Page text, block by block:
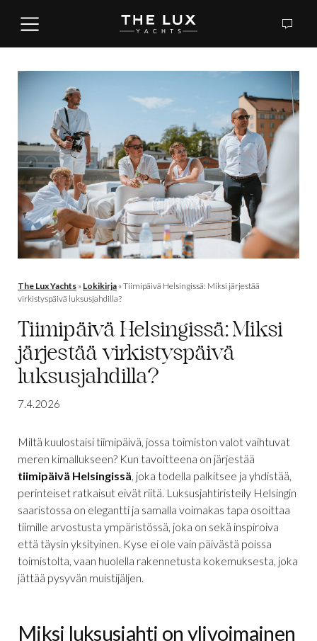
The Lux Yachts » Lokikirja »Tiimipäivä Helsingissä: Miksi järjestää
virkistyspäivä luksusjahdilla?
Tiimipäivä Helsingissä: Miksi
järjestää virkistyspäivä
luksusjahdilla?
7.4.2026
Miltä kuulostaisi tiimipäivä, jossa toimiston valot vaihtuvat
meren kimallukseen? Kun tavoitteena on järjestää
tiimipäivä Helsingissä, joka todella palkitsee ja yhdistää,
perinteiset ratkaisut eivät riitä. Luksusjahtiristeily Helsingin
saaristossa on elegantti ja samalla voimakas tapa osoittaa
tiimille arvostusta ympäristössä, joka on sekä inspiroiva
että täysin yksityinen. Kyse ei ole vain päivästä poissa
toimistolta, vaan huolella rakennetusta kokemuksesta, joka
jättää pysyvän muistijäljen.
Miksi luksusjahti on ylivoimainen